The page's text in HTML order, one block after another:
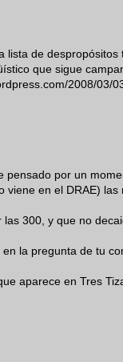
lista de
que sigue
2008/03/
pensado por un
viene en el DRAE) las
300, y que no
en la pregunta de tu
aparece en Tres